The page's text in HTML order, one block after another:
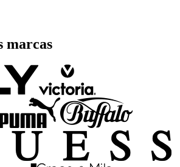
marcas